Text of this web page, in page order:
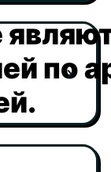
по